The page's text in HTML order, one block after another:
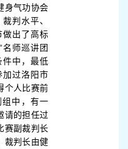
身气功协会
判水平、
做出了高标
师巡讲团
件中，最低
加过洛阳市
个人比赛前
组中，有一
请的担任过
赛副裁判长
裁判长由健